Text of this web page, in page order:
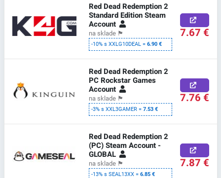
Red Dead Redemption 2
Standard Edition Steam
Account
na sklade 🏴
-10% s XXLG10DEAL =6.90 €
7.67 €
Red Dead Redemption 2
PC Rockstar Games
Account
na sklade 🏴
-3% s XXL3GAMER =7.53 €
7.76 €
Red Dead Redemption 2
(PC) Steam Account -
GLOBAL
na sklade 🏴
-13% s SEAL13XX =6.85 €
7.87 €